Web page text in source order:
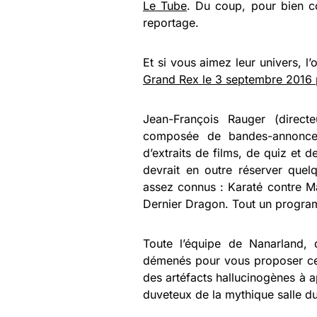
Le Tube. Du coup, pour bien
reportage.
Et si vous aimez leur univers,
Grand Rex le 3 septembre
Jean-François Rauger
composée de bandes-
d’extraits de films, de quiz et
devrait en outre réserver
assez connus : Karaté contre
Dernier Dragon. Tout un
Toute l’équipe de
démenés pour vous proposer
des artéfacts hallucinogènes à
duveteux de la mythique salle